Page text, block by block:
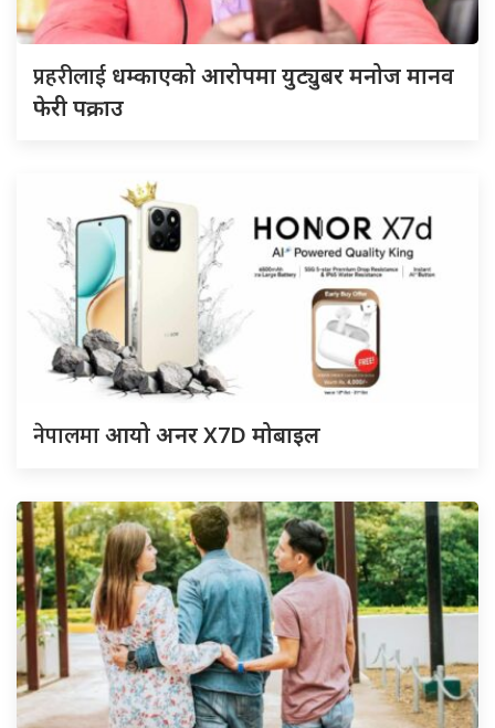
प्रहरीलाई धम्काएको आरोपमा युट्युबर मनोज मानव
फेरी पक्राउ
नेपालमाआयो अनर X7D मोबाइल